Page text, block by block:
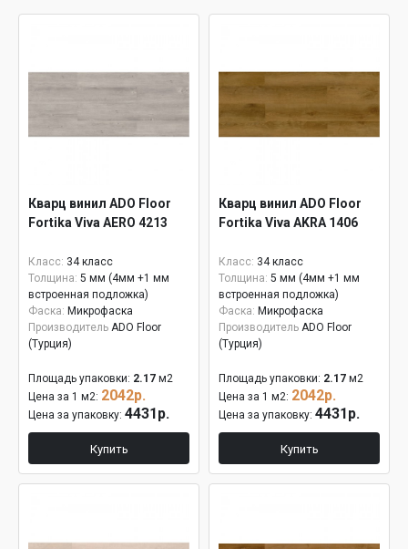
Кварц винил ADO Floor
Fortika Viva AERO 4213
Класс: 34 класс
Толщина: 5 мм (4мм +1 мм
встроенная подложка)
Фаска: Микрофаска
Производитель ADO Floor
(Турция)
Площадь упаковки: 2.17 м2
Цена за 1 м2: 2042р.
Цена за упаковку: 4431р.
Купить
Кварц винил ADO Floor
Fortika Viva AKRA 1406
Класс: 34 класс
Толщина: 5 мм (4мм +1 мм
встроенная подложка)
Фаска: Микрофаска
Производитель ADO Floor
(Турция)
Площадь упаковки: 2.17 м2
Цена за 1 м2: 2042р.
Цена за упаковку: 4431р.
Купить